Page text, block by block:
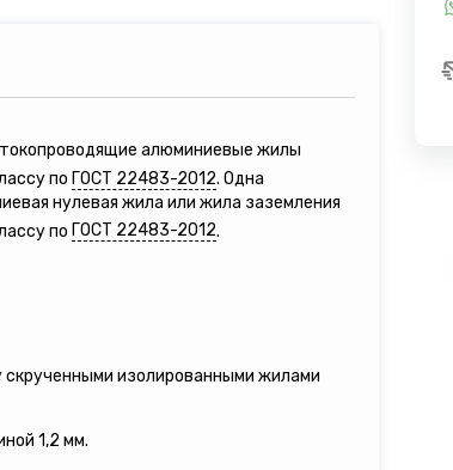
алюминиевые жилы
по ГОСТ 22483-2012. Одна
нулевая жила или жила заземления
по ГОСТ 22483-2012.
изолированными жилами
1,2 мм.